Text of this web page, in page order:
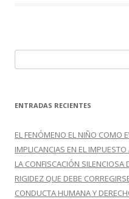
u
c
r
:
ENTRADAS RECIENTES
EL FENÓMENO EL NIÑO COMO
IMPLICANCIAS EN EL IMPUESTO
LA CONFISCACIÓN SILENCIOSA
RIGIDEZ QUE DEBE
CONDUCTA HUMANA Y